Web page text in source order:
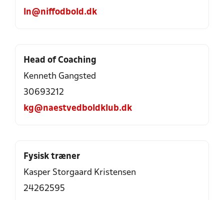
ln@niffodbold.dk
Head of Coaching
Kenneth Gangsted
30693212
kg@naestvedboldklub.dk
Fysisk træner
Kasper Storgaard Kristensen
24262595